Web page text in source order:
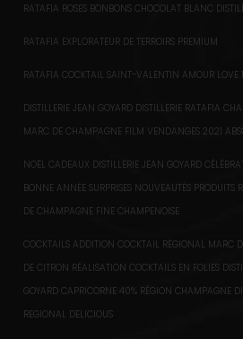
RATAFIA ROSES BONBONS CHOCOLAT BLANC
RATAFIA EXPLORATEUR DE TERROIRS PREMIUM
RATAFIA COCKTAIL SAINT-VALENTIN AMOUR LOVE
DISTILLERIE JEAN GOYARD DISTILLERIE RATAFIA
MARC DE CHAMPAGNE FILM VENDANGES 2021
NOËL CADEAUX DISTILLERIE JEAN GOYARD
BONNE ANNÉE SURPRISES NOUVEAUTÉS
DE CHAMPAGNE FINE CHAMPENOISE
COCKTAILS ADDITION COCKTAIL RÉGIONAL MARC
DE CITRON RÉALISATION COCKTAILS EN FOLIES
GOYARD CAPRICORNE 40% RÉGION CHAMPAGNE
REGIONAL DELICIOUS